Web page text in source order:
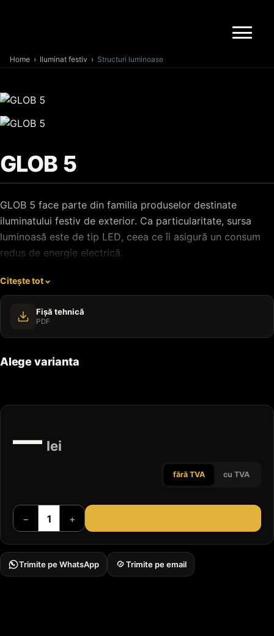
Home › Iluminat festiv › Structuri luminoase
GLOB 5
GLOB 5 face parte din familia produselor destinate
iluminatului festiv de exterior. Ca particularitate, sursa
luminoasă este de tip LED, ceea ce îi asigură un consum
redus de energie electrică.
Citește tot
Fișă tehnică
PDF
Alege varianta
— lei
fără TVA cu TVA
− +
Trimite pe WhatsApp Trimite pe email